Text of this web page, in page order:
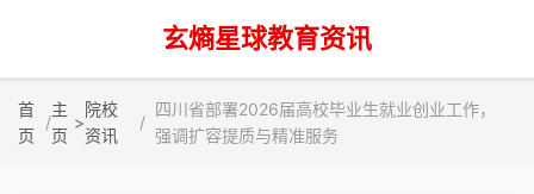
玄熵星球教育资讯
首
页
主
页
>
院校
资讯
四川省部署2026届高校毕业生就业创业工作，
强调扩容提质与精准服务